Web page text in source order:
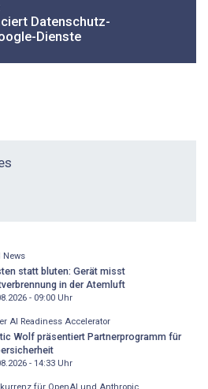
Datenschutz-
Dienste
News
statt bluten: Gerät misst
in der Atemluft
- 09:00Uhr
AI Readiness Accelerator
Wolf präsentiert Partnerprogramm für
- 14:33Uhr